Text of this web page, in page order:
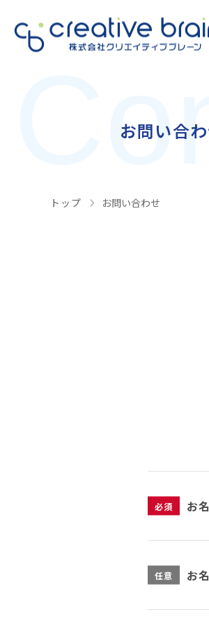
お問い合
トップ お問い合わせ
必須 お
任意 お